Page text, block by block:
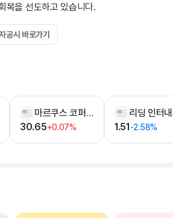
복을 선도하고 있습니다.
공시 바로가기
마르쿠스 코퍼레이션
30.65+0.07% 1.51-2.58%